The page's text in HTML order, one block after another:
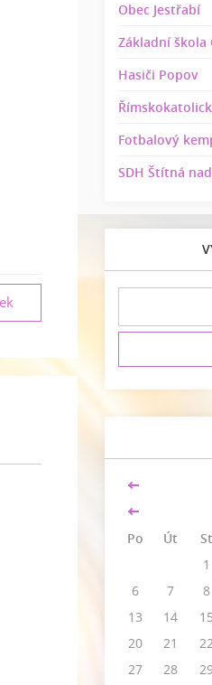
Obec Jestřabí
Základní škola
Hasiči Popov
Fotbalový
SDH Štítná
<<
<<
Po
Út St
1
6
7 8
13
14 15
20
21
27
28